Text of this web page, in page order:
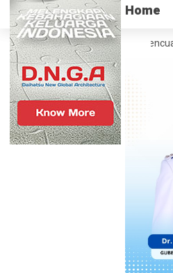
Home
Home
SP Polisi Narkoba Mencuat, Ini